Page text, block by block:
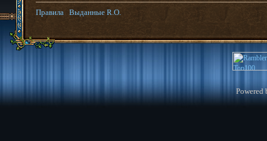
Правила Выданные R.O.
Powered